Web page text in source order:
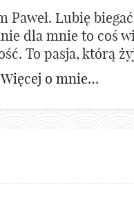
Paweł. Lubię
dla mnie to coś
To pasja, którą
Więcej o mnie…